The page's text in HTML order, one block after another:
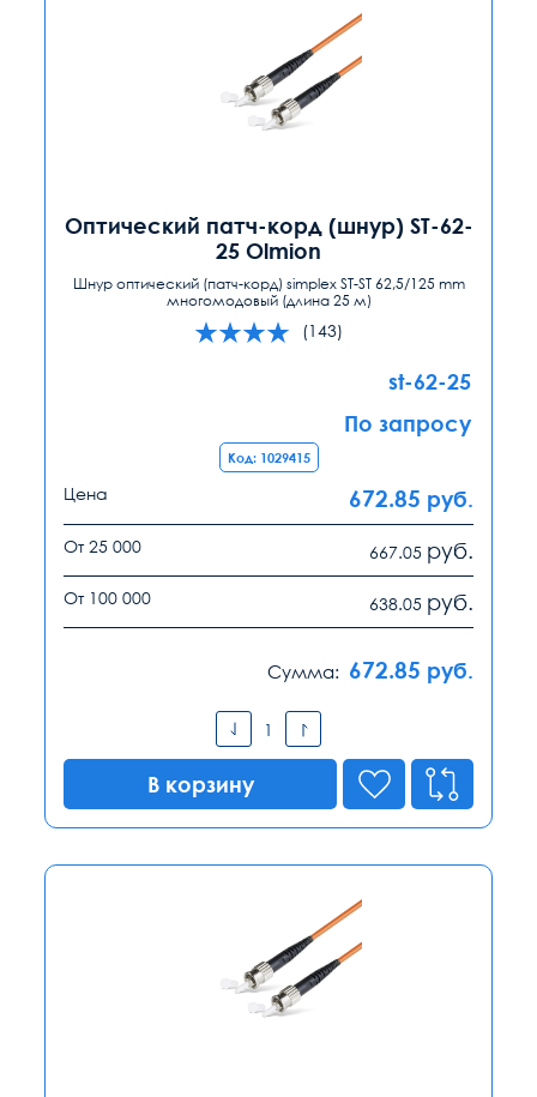
Оптический патч-корд (шнур) ST-62-
25 Olmion
Шнур оптический (патч-корд) simplex ST-ST 62,5/125 mm
многомодовый (длина 25 м)
(143)
st-62-25
По запросу
Код: 1029415
Цена 672.85 руб.
От 25 000 667.05 руб.
От 100 000 638.05 руб.
Сумма: 672.85 руб.
В корзину